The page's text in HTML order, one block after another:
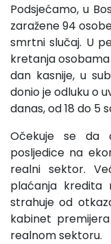
Podsjećamo, u
zaražene 94
smrtni slučaj. U
kretanja osobama
dan kasnije, u
donio je odluku o
danas, od 18 do 5
Očekuje se da
posljedice na
realni sektor.
plaćanja kredita
strahuje od
kabinet
realnom sektoru.